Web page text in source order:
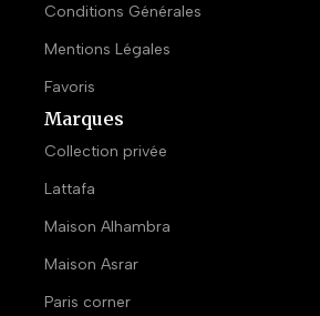
Conditions Générales
Mentions Légales
Favoris
Marques
Collection privée
Lattafa
Maison Alhambra
Maison Asrar
Paris corner